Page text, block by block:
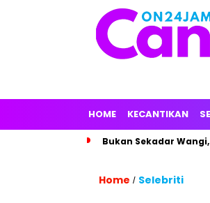
HOME KECANTIKAN
Bukan Sekadar
Home / Selebriti